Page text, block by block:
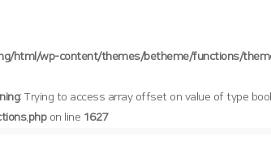
html/wp-content/themes/betheme/functions/
: Trying to access array offset on value of type
on line 1627